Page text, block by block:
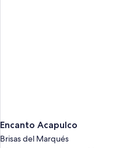
Encanto Acapulco
Brisas del Marqués